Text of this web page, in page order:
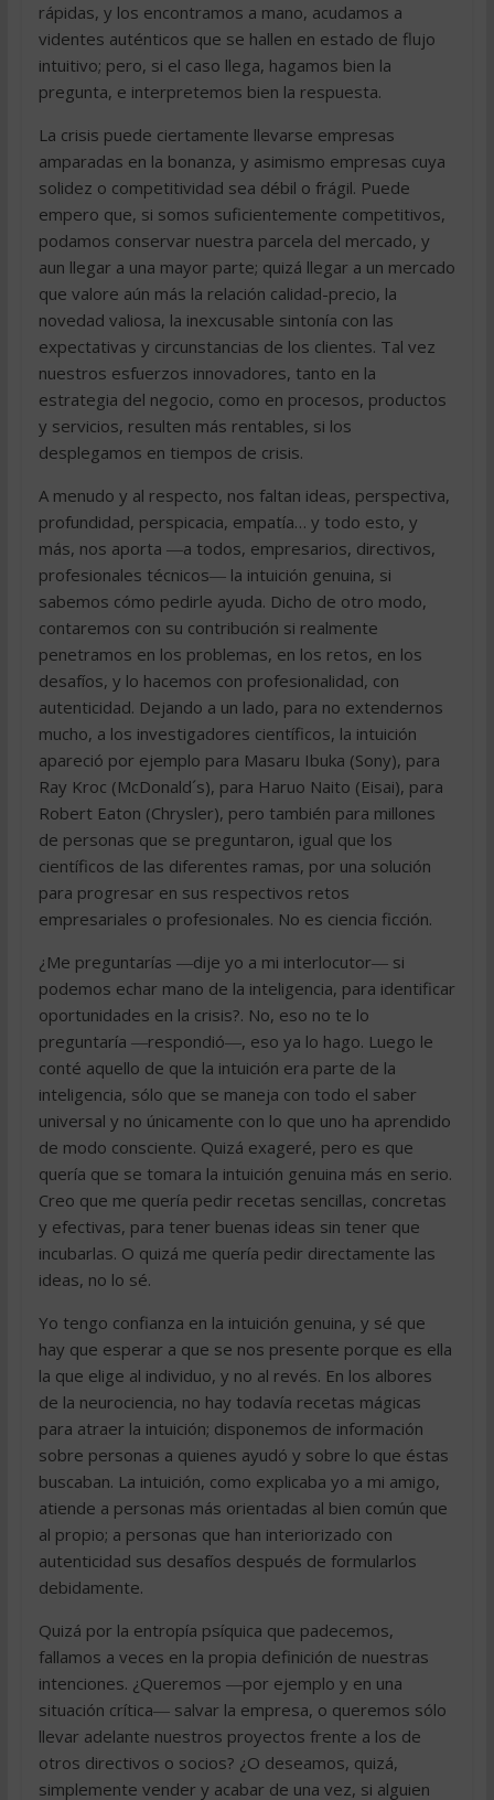
rápidas, y los encontramos a mano, acudamos a
videntes auténticos que se hallen en estado de flujo
intuitivo; pero, si el caso llega, hagamos bien la
pregunta, e interpretemos bien la respuesta.
La crisis puede ciertamente llevarse empresas
amparadas en la bonanza, y asimismo empresas cuya
solidez o competitividad sea débil o frágil. Puede
empero que, si somos suficientemente competitivos,
podamos conservar nuestra parcela del mercado, y
aun llegar a una mayor parte; quizá llegar a un mercado
que valore aún más la relación calidad-precio, la
novedad valiosa, la inexcusable sintonía con las
expectativas y circunstancias de los clientes. Tal vez
nuestros esfuerzos innovadores, tanto en la
estrategia del negocio, como en procesos, productos
y servicios, resulten más rentables, si los
desplegamos en tiempos de crisis.
A menudo y al respecto, nos faltan ideas, perspectiva,
profundidad, perspicacia, empatía… y todo esto, y
más, nos aporta ―a todos, empresarios, directivos,
profesionales técnicos― la intuición genuina, si
sabemos cómo pedirle ayuda. Dicho de otro modo,
contaremos con su contribución si realmente
penetramos en los problemas, en los retos, en los
desafíos, y lo hacemos con profesionalidad, con
autenticidad. Dejando a un lado, para no extendernos
mucho, a los investigadores científicos, la intuición
apareció por ejemplo para Masaru Ibuka (Sony), para
Ray Kroc (McDonald´s), para Haruo Naito (Eisai), para
Robert Eaton (Chrysler), pero también para millones
de personas que se preguntaron, igual que los
científicos de las diferentes ramas, por una solución
para progresar en sus respectivos retos
empresariales o profesionales. No es ciencia ficción.
¿Me preguntarías ―dije yo a mi interlocutor― si
podemos echar mano de la inteligencia, para identificar
oportunidades en la crisis?. No, eso no te lo
preguntaría ―respondió―, eso ya lo hago. Luego le
conté aquello de que la intuición era parte de la
inteligencia, sólo que se maneja con todo el saber
universal y no únicamente con lo que uno ha aprendido
de modo consciente. Quizá exageré, pero es que
quería que se tomara la intuición genuina más en serio.
Creo que me quería pedir recetas sencillas, concretas
y efectivas, para tener buenas ideas sin tener que
incubarlas. O quizá me quería pedir directamente las
ideas, no lo sé.
Yo tengo confianza en la intuición genuina, y sé que
hay que esperar a que se nos presente porque es ella
la que elige al individuo, y no al revés. En los albores
de la neurociencia, no hay todavía recetas mágicas
para atraer la intuición; disponemos de información
sobre personas a quienes ayudó y sobre lo que éstas
buscaban. La intuición, como explicaba yo a mi amigo,
atiende a personas más orientadas al bien común que
al propio; a personas que han interiorizado con
autenticidad sus desafíos después de formularlos
debidamente.
Quizá por la entropía psíquica que padecemos,
fallamos a veces en la propia definición de nuestras
intenciones. ¿Queremos ―por ejemplo y en una
situación crítica― salvar la empresa, o queremos sólo
llevar adelante nuestros proyectos frente a los de
otros directivos o socios? ¿O deseamos, quizá,
simplemente vender y acabar de una vez, si alguien